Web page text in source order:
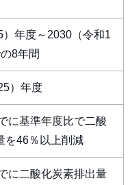
）年度～2030（令和1
8年間
）年度
に基準年度比で二酸
を46％以上削減
に二酸化炭素排出量